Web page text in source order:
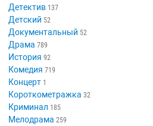
Детектив 137
Детский 52
Документальный 52
Драма 789
История 92
Комедия 719
Концерт 1
Короткометражка 32
Криминал 185
Мелодрама 259